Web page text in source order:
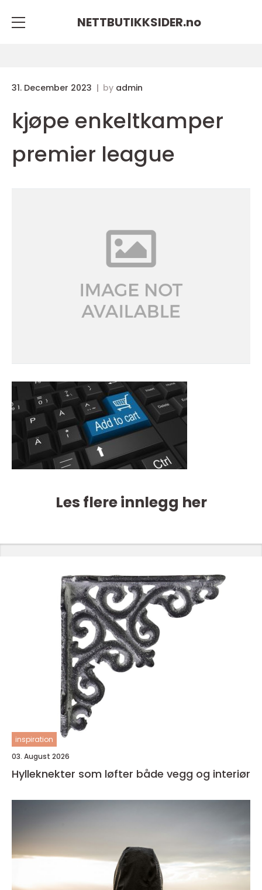
NETTBUTIKKSIDER.no
31. December 2023 by admin
kjøpe enkeltkamper
premier league
Les flere innlegg her
inspiration
03. August 2026
Hylleknekter som løfter både vegg og interiør